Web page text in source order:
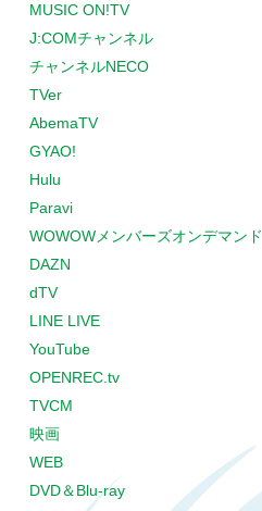
MUSIC ON!TV
J:COMチャンネル
チャンネルNECO
TVer
AbemaTV
GYAO!
Hulu
Paravi
WOWOWメンバーズオンデマンド
DAZN
dTV
LINE LIVE
YouTube
OPENREC.tv
TVCM
映画
WEB
DVD＆Blu-ray